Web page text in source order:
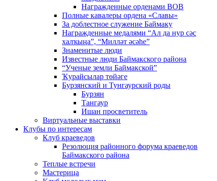
Награжденные орденами ВОВ
Полные кавалеры ордена «Славы»
За доблестное служение Баймаку
Награжденные медалями “Ал да нур сәс
халҡыңа”, “Милләт әсәһе”
Знаменитые люди
Известные люди Баймакского района
“Ученые земли Баймакской”
Ҡурайсылар төйәге
Бурзянский и Тунгаурский роды
Бурзян
Тангаур
Ишан просветитель
Виртуальные выставки
Клубы по интересам
Клуб краеведов
Резолюция районного форума краеведов
Баймакского района
Теплые встречи
Мастерица